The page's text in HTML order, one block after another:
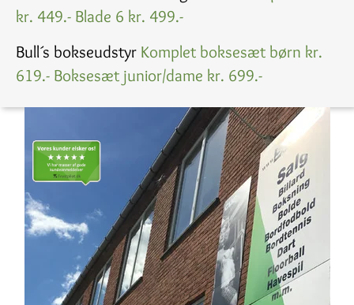
kr. 449.- Blade 6 kr. 499.-
Bull´s bokseudstyr Komplet boksesæt børn kr.
619.- Boksesæt junior/dame kr. 699.-